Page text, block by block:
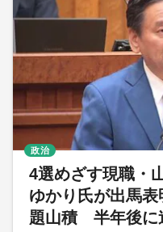
4選めざす現職・
ゆかり氏が出馬
題山積 半年後に
政治